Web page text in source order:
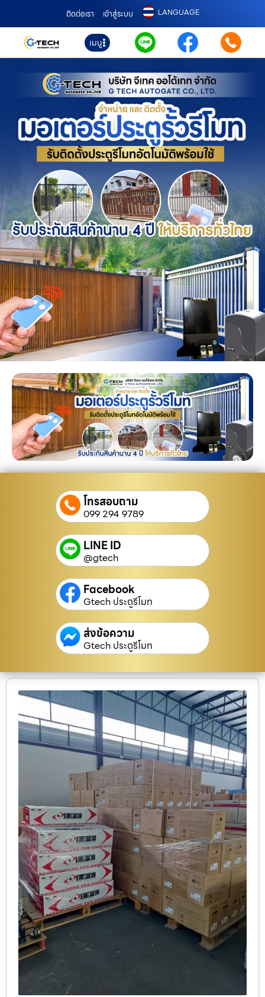
ติดต่อเรา เข้าสู่ระบบ LANGUAGE
เมนู
โทรสอบถาม
099 294 9789
LINE ID
@gtech
Facebook
Gtech ประตูรีโมท
ส่งข้อความ
Gtech ประตูรีโมท